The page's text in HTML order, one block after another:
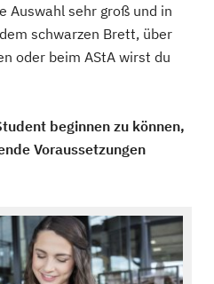
Auswahl sehr groß und in
schwarzen Brett, über
oder beim AStA wirst du
beginnen zu können,
Voraussetzungen